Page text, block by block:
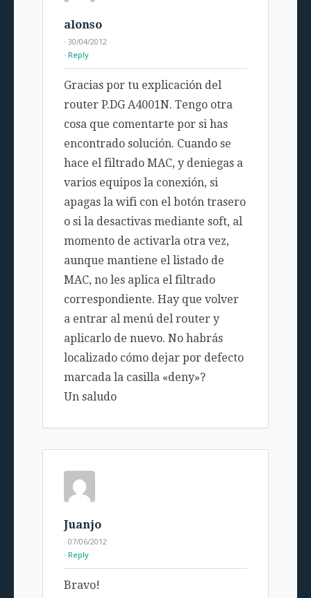
alonso
· 30/04/2012
Reply
Gracias por tu explicación del
router P.DG A4001N. Tengo otra
cosa que comentarte por si has
encontrado solución. Cuando se
hace el filtrado MAC, y deniegas a
varios equipos la conexión, si
apagas la wifi con el botón trasero
o si la desactivas mediante soft, al
momento de activarla otra vez,
aunque mantiene el listado de
MAC, no les aplica el filtrado
correspondiente. Hay que volver
a entrar al menú del router y
aplicarlo de nuevo. No habrás
localizado cómo dejar por defecto
marcada la casilla «deny»?
Un saludo
Juanjo
· 07/06/2012
Reply
Bravo!